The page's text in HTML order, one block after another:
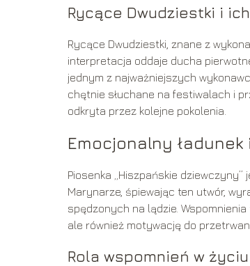
Rycące Dwudziestki i
Rycące Dwudziestki, znane z
interpretacja oddaje ducha
jednym z najważniejszych
chętnie słuchane na festiwalach i
odkryta przez kolejne pokolenia.
Emocjonalny
Piosenka „Hiszpańskie
Marynarze, śpiewając ten utwór,
spędzonych na lądzie.
ale również motywację do
Rola wspomnień w